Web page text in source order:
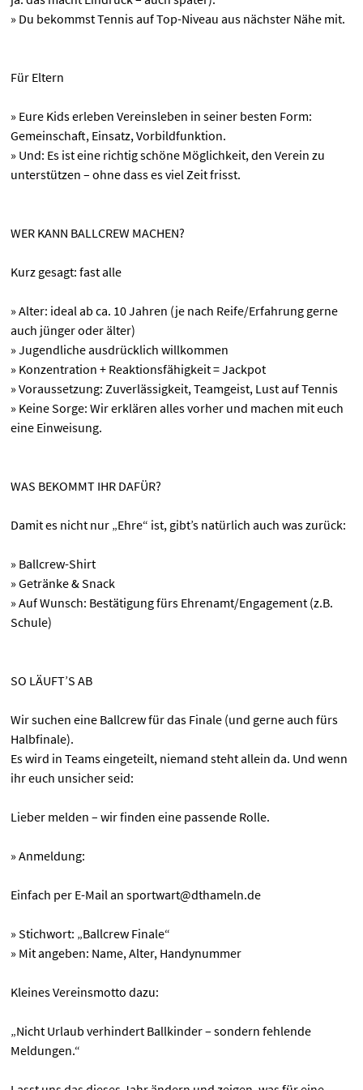
» Du bekommst Tennis auf Top-Niveau aus nächster Nähe mit.
Für Eltern
» Eure Kids erleben Vereinsleben in seiner besten Form:
Gemeinschaft, Einsatz, Vorbildfunktion.
» Und: Es ist eine richtig schöne Möglichkeit, den Verein zu
unterstützen – ohne dass es viel Zeit frisst.
WER KANN BALLCREW MACHEN?
Kurz gesagt: fast alle
» Alter: ideal ab ca. 10 Jahren (je nach Reife/Erfahrung gerne
auch jünger oder älter)
» Jugendliche ausdrücklich willkommen
» Konzentration + Reaktionsfähigkeit = Jackpot
» Voraussetzung: Zuverlässigkeit, Teamgeist, Lust auf Tennis
» Keine Sorge: Wir erklären alles vorher und machen mit euch
eine Einweisung.
WAS BEKOMMT IHR DAFÜR?
Damit es nicht nur „Ehre“ ist, gibt’s natürlich auch was zurück:
» Ballcrew-Shirt
» Getränke & Snack
» Auf Wunsch: Bestätigung fürs Ehrenamt/Engagement (z.B.
Schule)
SO LÄUFT’S AB
Wir suchen eine Ballcrew für das Finale (und gerne auch fürs
Halbfinale).
Es wird in Teams eingeteilt, niemand steht allein da. Und wenn
ihr euch unsicher seid:
Lieber melden – wir finden eine passende Rolle.
» Anmeldung:
Einfach per E-Mail an sportwart@dthameln.de
» Stichwort: „Ballcrew Finale“
» Mit angeben: Name, Alter, Handynummer
Kleines Vereinsmotto dazu:
„Nicht Urlaub verhindert Ballkinder – sondern fehlende
Meldungen.“